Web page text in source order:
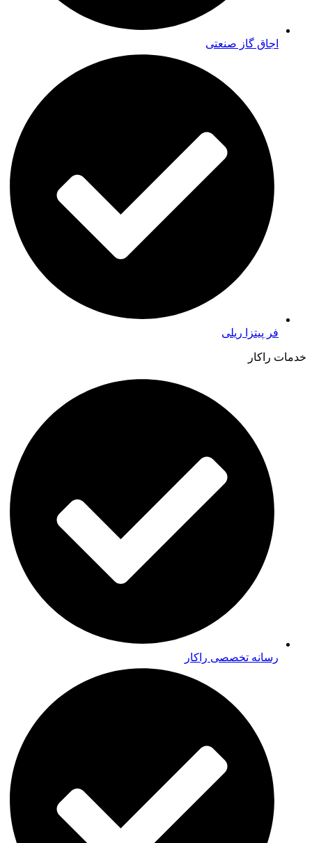
اجاق گاز صنعتی
فر پیتزا ریلی
خدمات راکار
رسانه تخصصی راکار